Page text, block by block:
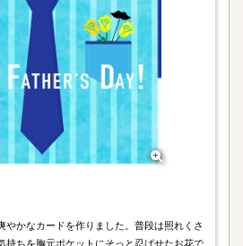
やかなカードを作りました。普段は照れくさ
持ちを胸元ポケットにそっと忍ばせたお花で